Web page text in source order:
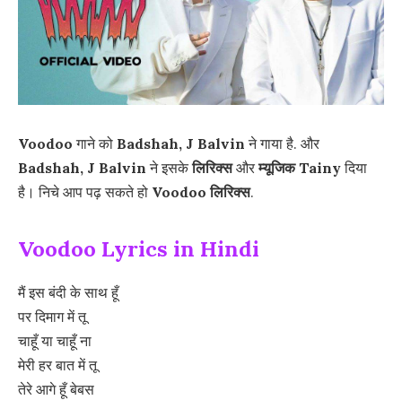
Voodooगाने को Badshah, J Balvin ने गाया है. और
Badshah, J Balvin ने इसकेलिरिक्सऔरम्यूजिक Tainyदिया
है। निचे आप पढ़ सकते हो Voodoo लिरिक्स.
Voodoo Lyrics in Hindi
मैं इस बंदी के साथ हूँ
पर दिमाग में तू
चाहूँ या चाहूँ ना
मेरी हर बात में तू
तेरे आगे हूँ बेबस